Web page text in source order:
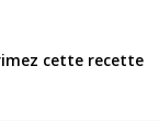
cette recette